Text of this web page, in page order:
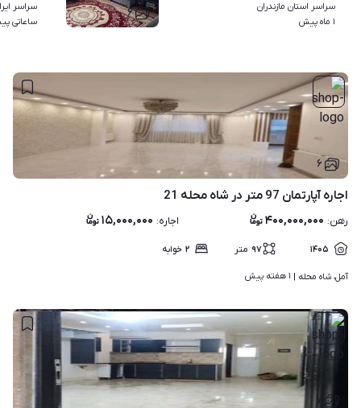
۶
سراسر استان مازندران
۱ ماه پیش
سراسر
ساعاتی
۶
اجاره آپارتمان 97 متر در شاه محله 21
رهن: ۴۰۰,۰۰۰,۰۰۰ اجاره: ۱۵,۰۰۰,۰۰۰
۱۴۰۵ ۹۷ متر ۲ خوابه
آمل، شاه محله | ۱ هفته پیش
۷